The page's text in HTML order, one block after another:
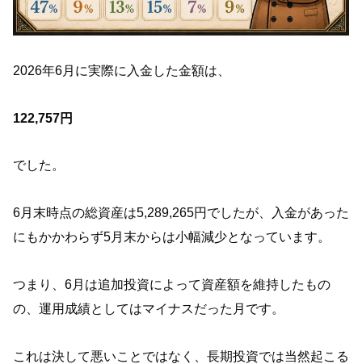
2026年6月に実際に入金した金額は、
122,757円
でした。
6月末時点の総資産は5,289,265円でしたが、入金があった
にもかかわらず5月末からは小幅減少となっています。
つまり、6月は追加投資によって資産額を維持したもの
の、運用成績としてはマイナスだった月です。
これは決して悪いことではなく、長期投資では当然起こる